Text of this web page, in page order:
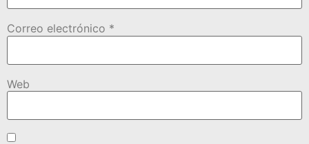
Correo electrónico *
Web